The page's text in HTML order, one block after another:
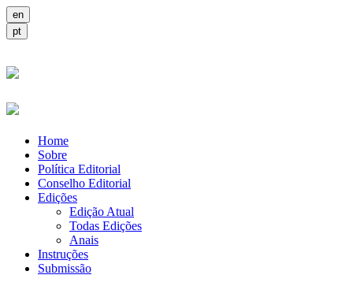
Home
Sobre
Política Editorial
Conselho Editorial
Edições
Edição Atual
Todas Edições
Anais
Instruções
Submissão